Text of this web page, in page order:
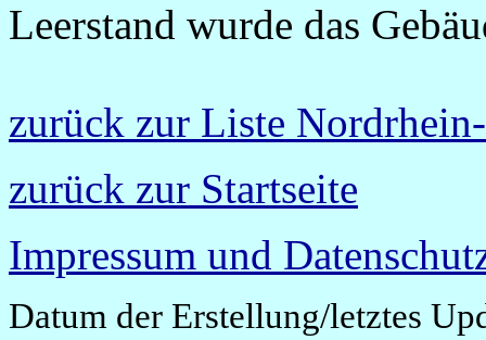
Leerstand wurde das
zurück zur Liste
zurück zur Startseite
Impressum und
Datum der Erstellung/letztes